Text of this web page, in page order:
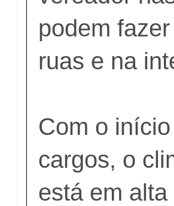
podem
ruas e na
Com o
cargos, o
está em